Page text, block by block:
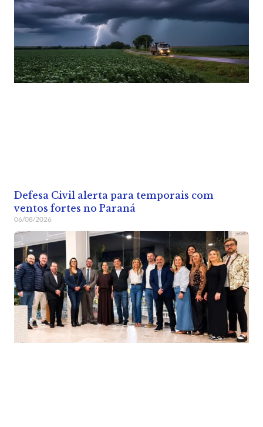
Defesa Civil alerta para temporais com
ventos fortes no Paraná
06/08/2026